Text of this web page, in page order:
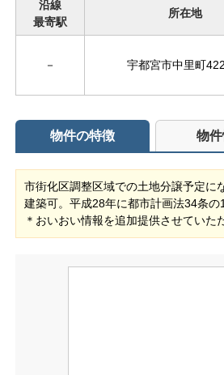
沿線
最寄駅
所在地
－ 宇都宮市中里町
物件の特徴 物
市街化区調整区域での土地分譲予定に
建築可。平成28年に都市計画法34条の
＊おいおい情報を追加提供させていた